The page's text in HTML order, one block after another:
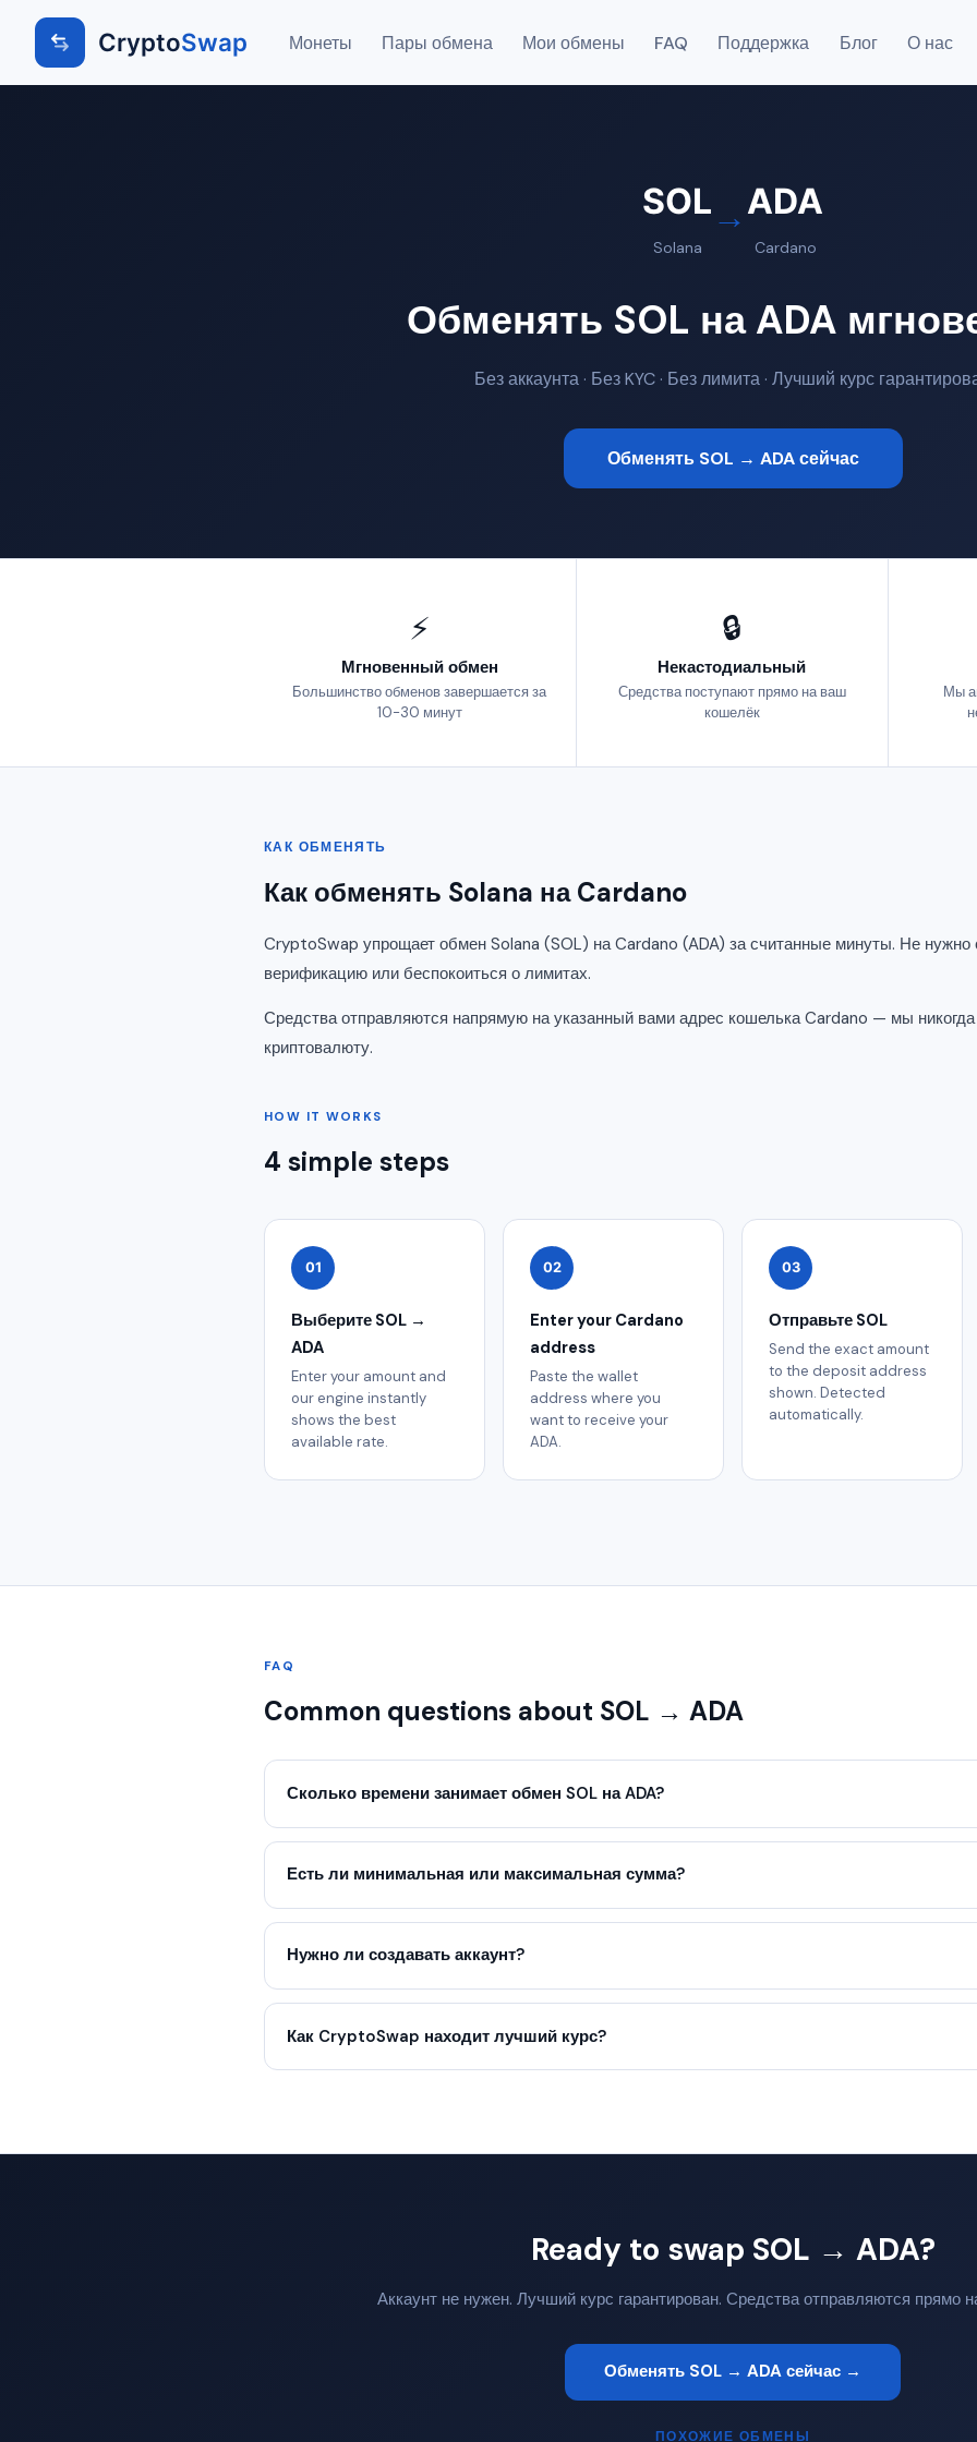
CryptoSwap Монеты Пары обмена Мои обмены FAQ Поддержка Блог О нас
SOL
Solana
→ADA
Cardano
Обменять SOL на ADA
Без аккаунта · Без KYC · Без лимита · Лучший курс
Обменять SOL → ADA сейчас
⚡
Мгновенный обмен
Большинство обменов завершается за
10-30 минут
🔒
Некастодиальный
Средства поступают прямо на ваш
кошелёк
Мы
КАК ОБМЕНЯТЬ
Как обменять Solana на Cardano
CryptoSwap упрощает обмен Solana (SOL) на Cardano (ADA) за считанные минуты. Не нужно
верификацию или беспокоиться о лимитах.
Средства отправляются напрямую на указанный вами адрес кошелька Cardano — мы
криптовалюту.
HOW IT WORKS
4 simple steps
01
Выберите SOL →
ADA
Enter your amount and
our engine instantly
shows the best
available rate.
02
Enter your Cardano
address
Paste the wallet
address where you
want to receive your
ADA.
03
Отправьте SOL
Send the exact amount
to the deposit address
shown. Detected
automatically.
FAQ
Common questions about SOL → ADA
Сколько времени занимает обмен SOL на ADA?
Есть ли минимальная или максимальная сумма?
Нужно ли создавать аккаунт?
Как CryptoSwap находит лучший курс?
Ready to swap SOL → ADA?
Аккаунт не нужен. Лучший курс гарантирован. Средства отправляются прямо
Обменять SOL → ADA сейчас →
ПОХОЖИЕ ОБМЕНЫ